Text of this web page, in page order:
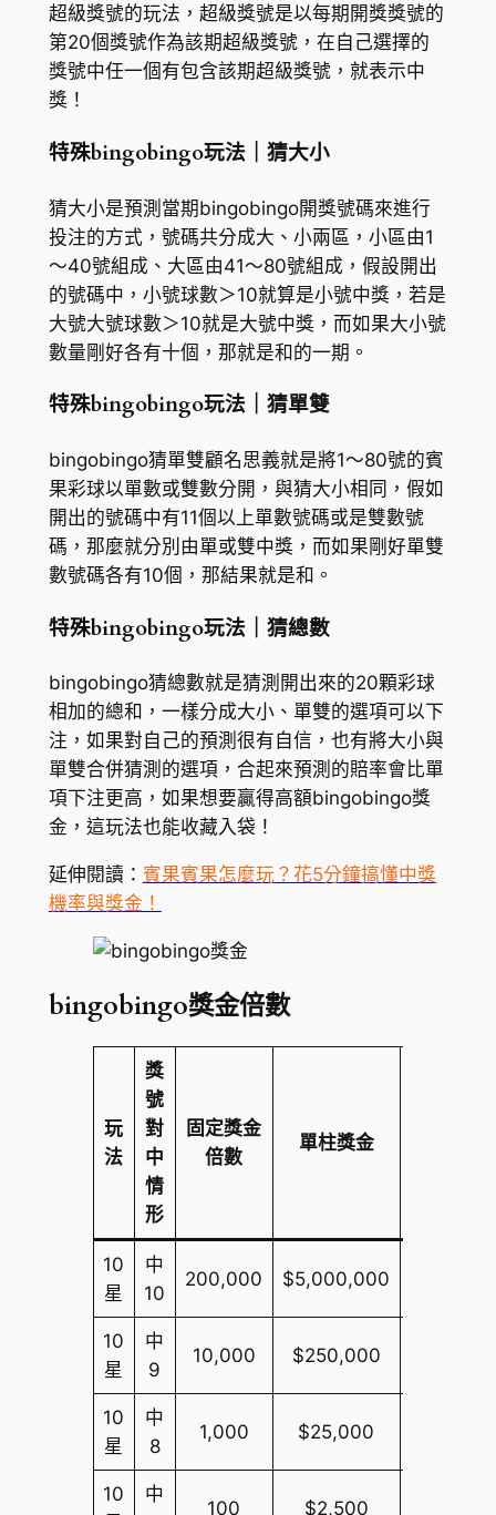
超級獎號的玩法，超級獎號是以每期開獎獎號的
第20個獎號作為該期超級獎號，在自己選擇的
獎號中任一個有包含該期超級獎號，就表示中
獎！
特殊bingobingo玩法｜ 猜大小
猜大小是預測當期bingobingo開獎號碼來進行
投注的方式，號碼共分成大、小兩區，小區由1
～40號組成、大區由41～80號組成，假設開出
的號碼中，小號球數＞10就算是小號中獎，若是
大號大號球數＞10就是大號中獎，而如果大小號
數量剛好各有十個，那就是和的一期。
特殊bingobingo玩法｜猜單雙
bingobingo猜單雙顧名思義就是將1～80號的賓
果彩球以單數或雙數分開，與猜大小相同，假如
開出的號碼中有11個以上單數號碼或是雙數號
碼，那麼就分別由單或雙中獎，而如果剛好單雙
數號碼各有10個，那結果就是和。
特殊bingobingo玩法｜猜總數
bingobingo猜總數就是猜測開出來的20顆彩球
相加的總和，一樣分成大小、單雙的選項可以下
注，如果對自己的預測很有自信，也有將大小與
單雙合併猜測的選項，合起來預測的賠率會比單
項下注更高，如果想要贏得高額bingobingo獎
金，這玩法也能收藏入袋！
延伸閱讀： 賓果賓果怎麼玩？花5分鐘搞懂中獎
機率與獎金！
bingobingo獎金倍數
玩
法
獎
號
對
中
情
形
固定獎金
倍數
單柱獎金
10
星
中
10
200,000 $5,000,000
10
星
中
9
10,000 $250,000
10
星
中
8
1,000 $25,000
10
中
100 $2,500